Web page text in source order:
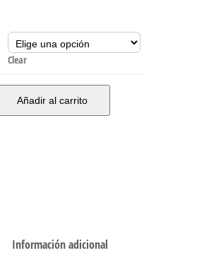
Clear
Añadir al carrito
Información adicional